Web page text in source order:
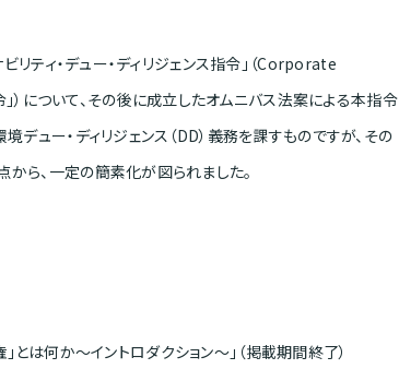
ティ・デュー・ディリジェンス指令」（Corporate
について、その後に成立したオムニバス法案による本指令
ュー・ディリジェンス（DD）義務を課すものですが、その
ら、一定の簡素化が図られました。
とは何か〜イントロダクション〜」（掲載期間終了）